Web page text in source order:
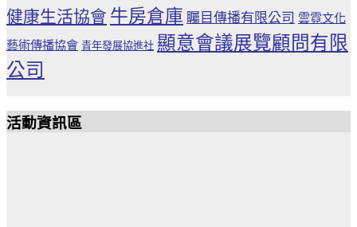
健康生活協會 牛房倉庫 矚目傳播有限公司 雲霓文化
藝術傳播協會 青年發展協進社 顯意會議展覽顧問有限
公司
活動資訊區